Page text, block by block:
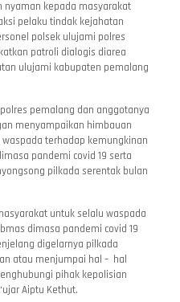
nyaman kepada masyarakat
pelaku tindak kejahatan
polsek ulujami polres
patroli dialogis diarea
ulujami kabupaten pemalang
pemalang dan anggotanya
menyampaikan himbauan
terhadap kemungkinan
pandemi covid 19 serta
pilkada serentak bulan
untuk selalu waspada
dimasa pandemi covid 19
digelarnya pilkada
atau menjumpai hal – hal
pihak kepolisian
Aiptu Kethut.